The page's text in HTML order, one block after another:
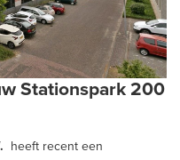
Stationspark 200
heeft recent een